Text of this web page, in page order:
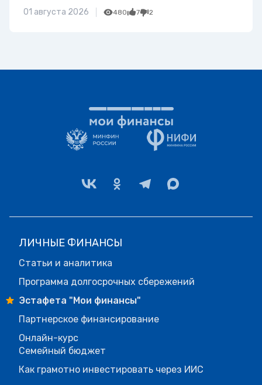
01 августа 2026 480 7 2
ЛИЧНЫЕ ФИНАНСЫ
Статьи и аналитика
Программа долгосрочных сбережений
Эстафета "Мои финансы"
Партнерское финансирование
Онлайн-курс
Семейный бюджет
Как грамотно инвестировать через ИИС